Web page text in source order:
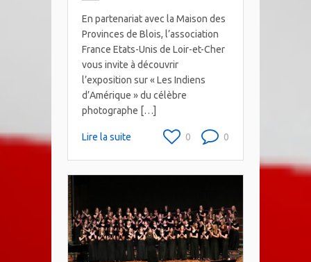
En partenariat avec la Maison des
Provinces de Blois, l’association
France Etats-Unis de Loir-et-Cher
vous invite à découvrir
l’exposition sur « Les Indiens
d’Amérique » du célèbre
photographe […]
Lire la suite 0
0